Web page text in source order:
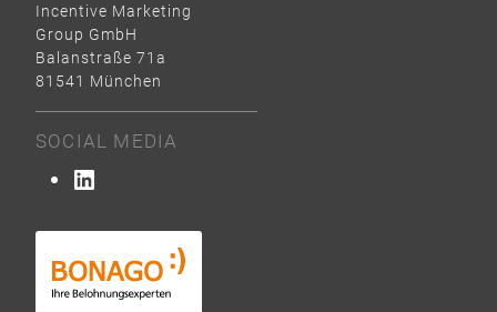
Incentive Marketing
Group GmbH
Balanstraße 71a
81541 München
SOCIAL MEDIA